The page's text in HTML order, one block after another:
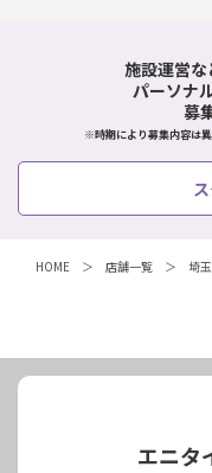
施設運営
パーソナ
募
※時期により募集内容は
HOME 店舗一覧 埼
エニタ